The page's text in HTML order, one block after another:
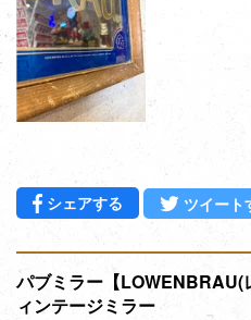
シェアする Facebookでシェ
ツイート
パブミラー【
ィンテージミラー